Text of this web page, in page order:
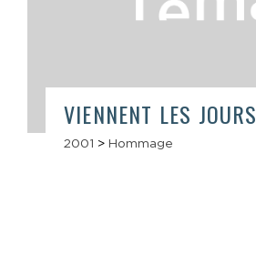
VIENNENT LES JOURS
2001 > Hommage